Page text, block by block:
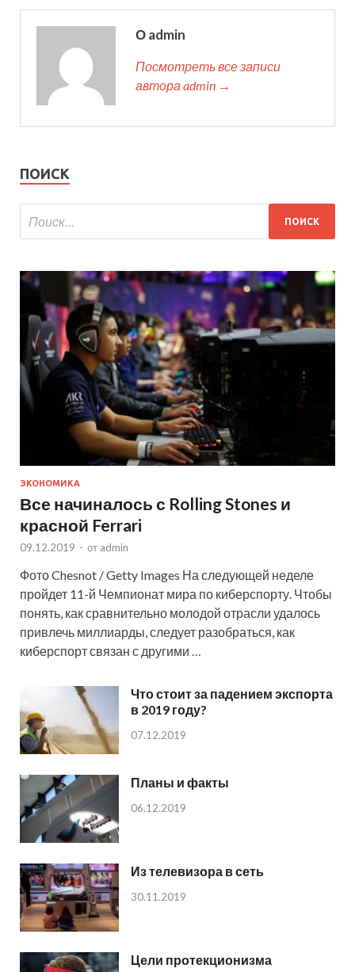
О admin
Посмотреть все записи
автора admin →
ПОИСК
ЭКОНОМИКА
Все начиналось с Rolling Stones и
красной Ferrari
09.12.2019 - от admin
Фото Chesnot / Getty Images На следующей неделе
пройдет 11-й Чемпионат мира по киберспорту. Чтобы
понять, как сравнительно молодой отрасли удалось
привлечь миллиарды, следует разобраться, как
киберспорт связан с другими …
Что стоит за падением экспорта
в 2019 году?
07.12.2019
Планы и факты
06.12.2019
Из телевизора в сеть
30.11.2019
Цели протекционизма